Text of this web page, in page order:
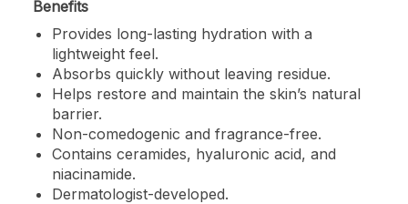
Benefits
Provides long-lasting hydration with a
lightweight feel.
Absorbs quickly without leaving residue.
Helps restore and maintain the skin’s natural
barrier.
Non-comedogenic and fragrance-free.
Contains ceramides, hyaluronic acid, and
niacinamide.
Dermatologist-developed.